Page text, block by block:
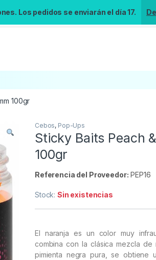
Los pedidos se enviarán el día 17.
de búsqueda.
100gr
Cebos, Pop-Ups
Sticky Baits Peach
100gr
Referencia del Proveedor: PEP16
Stock:Sin existencias
El naranja es un color muy
combina con la clásica mezcla
pimienta negra pura, se obtiene